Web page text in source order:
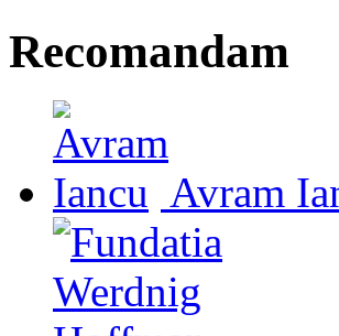
Recomandam
Avram